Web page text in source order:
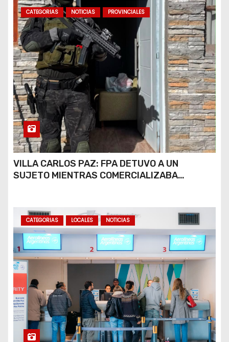
CATEGORIAS NOTICIAS PROVINCIALES
VILLA CARLOS PAZ: FPA DETUVO A UN
SUJETO MIENTRAS COMERCIALIZABA
CATEGORIAS LOCALES NOTICIAS